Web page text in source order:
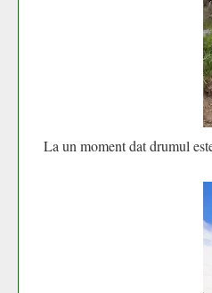
La un moment dat drumul